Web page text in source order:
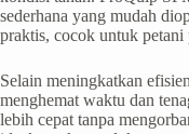
sederhana yang mudah
praktis, cocok untuk
Selain meningkatkan
menghemat waktu dan
lebih cepat tanpa